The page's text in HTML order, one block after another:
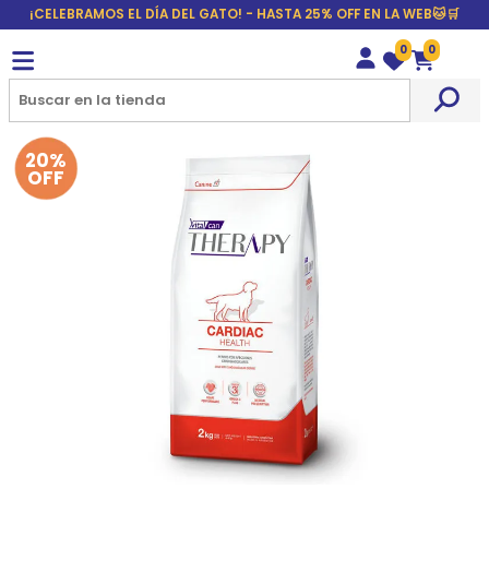
¡CELEBRAMOS EL DÍA DEL GATO! - HASTA 25% OFF EN LA WEB🐱🛒
Wishlist
0
Carrito
0
20%
OFF